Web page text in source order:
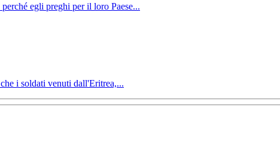
egli preghi per il loro Paese...
i soldati venuti dall'Eritrea,...